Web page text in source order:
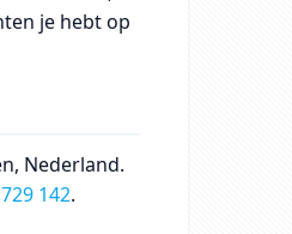
je hebt op
Nederland.
142.